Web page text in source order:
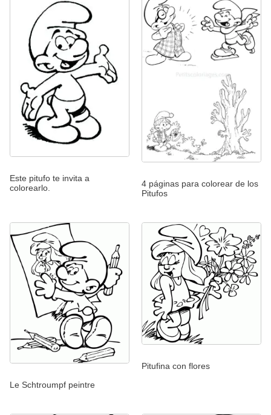
Este pitufo te invita a
colorearlo.
4 páginas para colorear de los
Pitufos
Le Schtroumpf peintre
Pitufina con flores